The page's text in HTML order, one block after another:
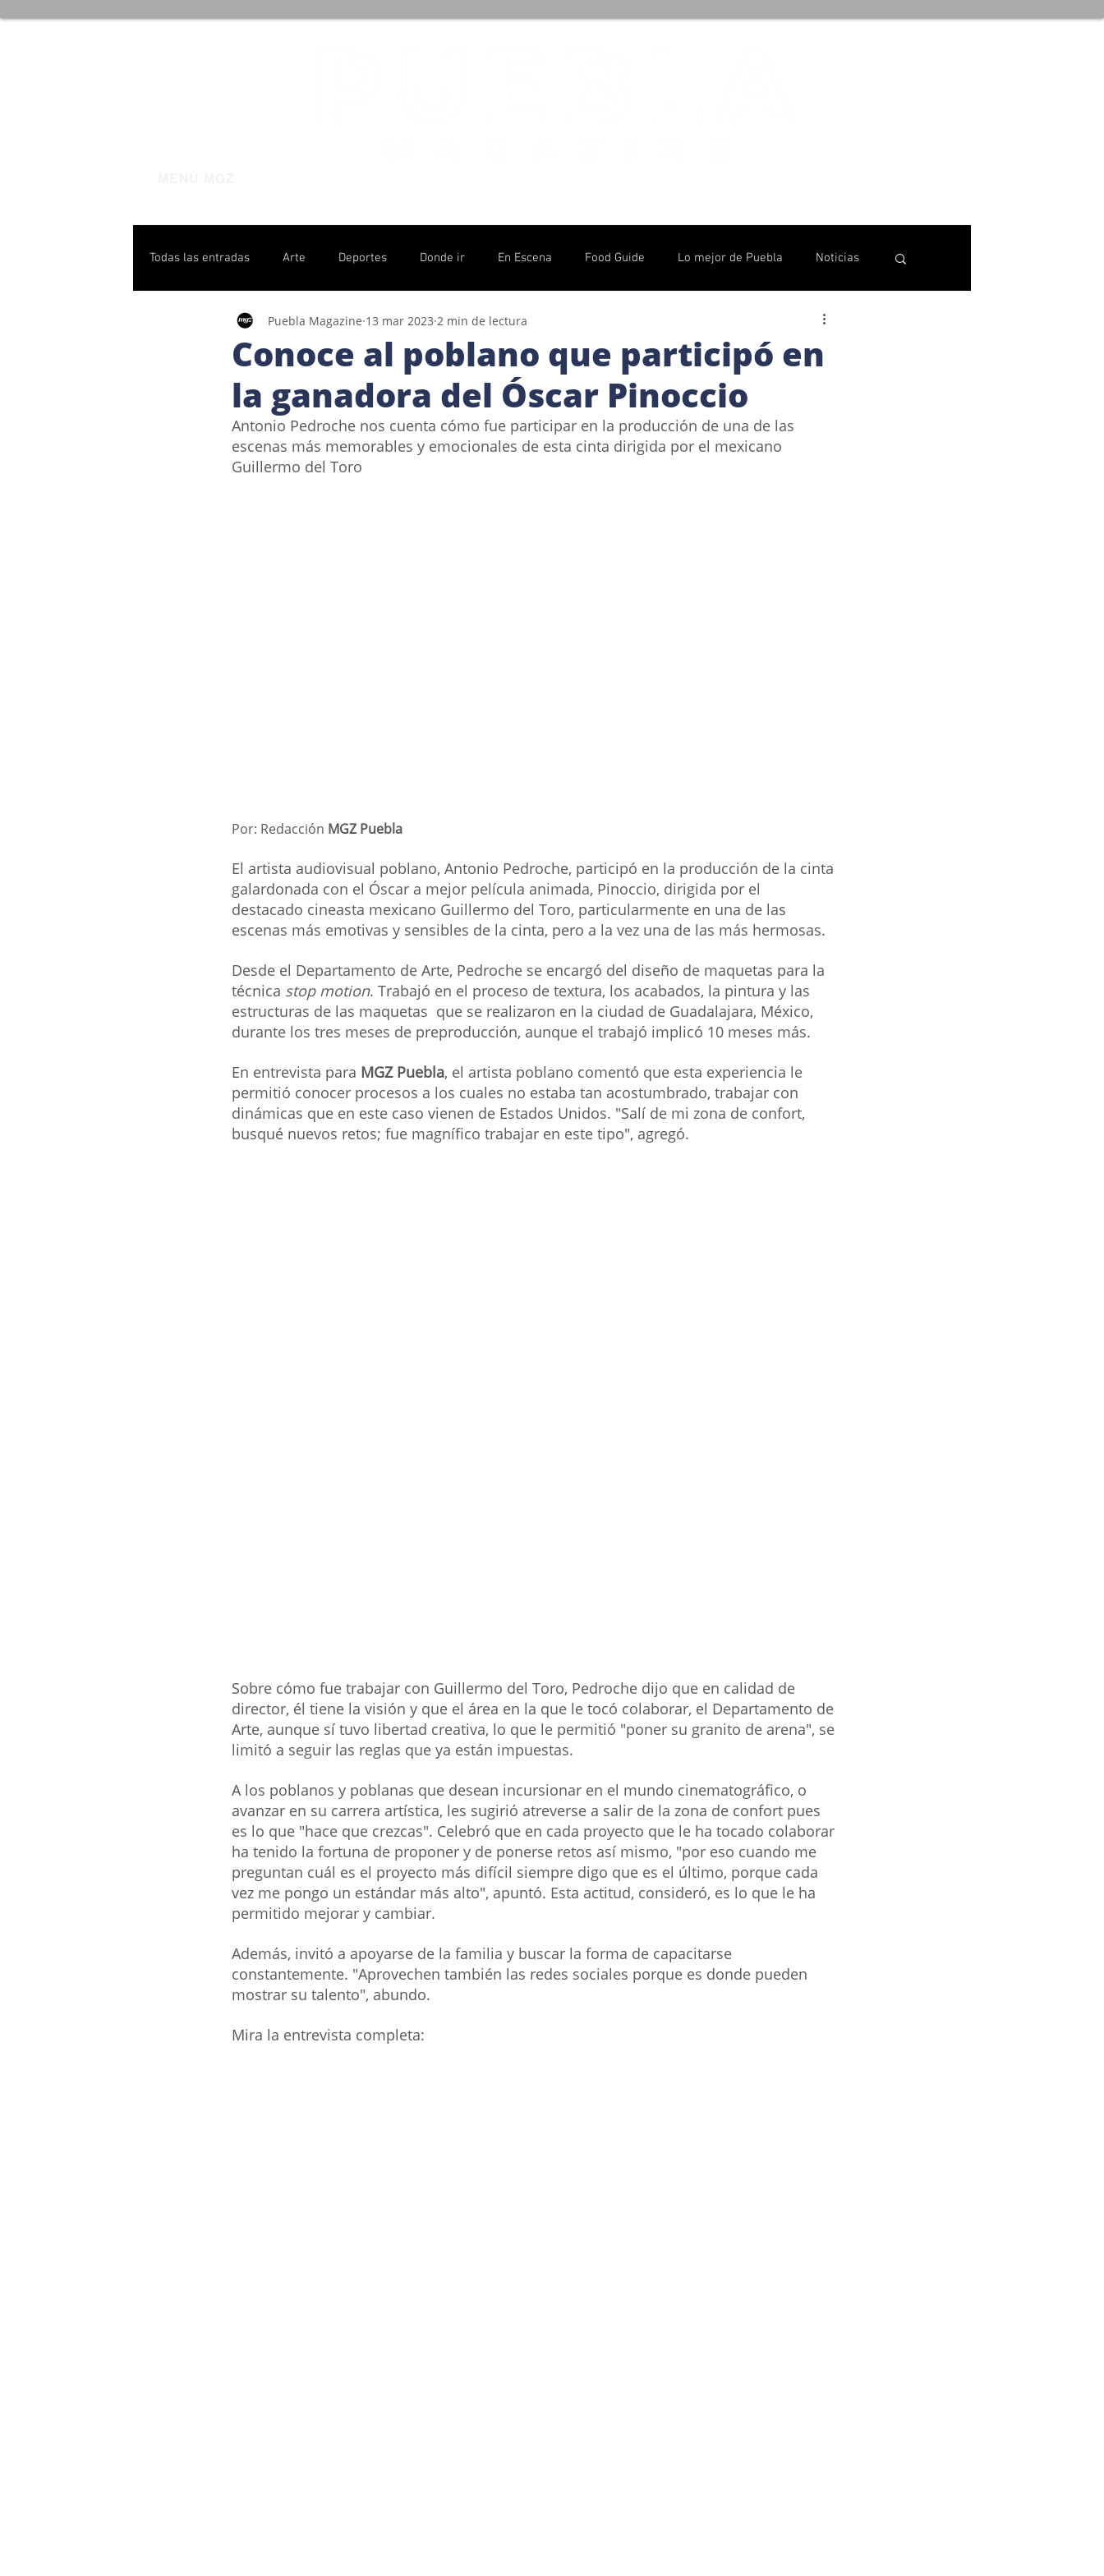
Todas las entradas Arte Deportes Donde ir En Escena Food Guide Lo mejor de Puebla Noticias
Poblanas destacadas Pulso Político
Conoce al poblano que participó en
la ganadora del Óscar Pinoccio
Puebla Magazine 13 mar 2023 2 min de lectura
Antonio Pedroche nos cuenta cómo fue participar en la producción de una de las
escenas más memorables y emocionales de esta cinta dirigida por el mexicano
Guillermo del Toro
Por: Redacción MGZ Puebla
El artista audiovisual poblano, Antonio Pedroche, participó en la producción de la cinta
galardonada con el Óscar a mejor película animada, Pinoccio, dirigida por el
destacado cineasta mexicano Guillermo del Toro, particularmente en una de las
escenas más emotivas y sensibles de la cinta, pero a la vez una de las más hermosas.
Desde el Departamento de Arte, Pedroche se encargó del diseño de maquetas para la
técnica stop motion. Trabajó en el proceso de textura, los acabados, la pintura y las
estructuras de las maquetas  que se realizaron en la ciudad de Guadalajara, México,
durante los tres meses de preproducción, aunque el trabajó implicó 10 meses más.
En entrevista para MGZ Puebla, el artista poblano comentó que esta experiencia le
permitió conocer procesos a los cuales no estaba tan acostumbrado, trabajar con
dinámicas que en este caso vienen de Estados Unidos. "Salí de mi zona de confort,
busqué nuevos retos; fue magnífico trabajar en este tipo", agregó.
Sobre cómo fue trabajar con Guillermo del Toro, Pedroche dijo que en calidad de
director, él tiene la visión y que el área en la que le tocó colaborar, el Departamento de
Arte, aunque sí tuvo libertad creativa, lo que le permitió "poner su granito de arena", se
limitó a seguir las reglas que ya están impuestas.
A los poblanos y poblanas que desean incursionar en el mundo cinematográfico, o
avanzar en su carrera artística, les sugirió atreverse a salir de la zona de confort pues
es lo que "hace que crezcas". Celebró que en cada proyecto que le ha tocado colaborar
ha tenido la fortuna de proponer y de ponerse retos así mismo, "por eso cuando me
preguntan cuál es el proyecto más difícil siempre digo que es el último, porque cada
vez me pongo un estándar más alto", apuntó. Esta actitud, consideró, es lo que le ha
permitido mejorar y cambiar.
Además, invitó a apoyarse de la familia y buscar la forma de capacitarse
constantemente. "Aprovechen también las redes sociales porque es donde pueden
mostrar su talento", abundo.
Mira la entrevista completa: